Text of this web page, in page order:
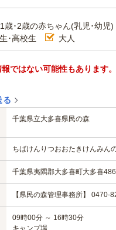
歳･2歳の赤ちゃん(乳児･幼児)
･高校生
大人
ではない可能性もあります
る
千葉県立大多喜県民の森
ちばけんりつおおたきけんみん
千葉県夷隅郡大多喜町大多喜
【県民の森管理事務所】 0470-
09時00分 ～ 16時30分
キャンプ場